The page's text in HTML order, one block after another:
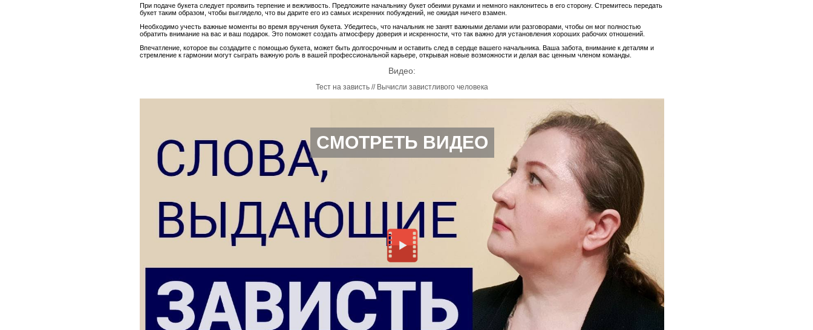
При подаче букета следует проявить терпение и вежливость. Предложите начальнику букет обеими руками и немного наклонитесь в его сторону. Стремитесь передать
букет таким образом, чтобы выглядело, что вы дарите его из самых искренних побуждений, не ожидая ничего взамен.
Необходимо учесть важные моменты во время вручения букета. Убедитесь, что начальник не занят важными делами или разговорами, чтобы он мог полностью
обратить внимание на вас и ваш подарок. Это поможет создать атмосферу доверия и искренности, что так важно для установления хороших рабочих отношений.
Впечатление, которое вы создадите с помощью букета, может быть долгосрочным и оставить след в сердце вашего начальника. Ваша забота, внимание к деталям и
стремление к гармонии могут сыграть важную роль в вашей профессиональной карьере, открывая новые возможности и делая вас ценным членом команды.
Видео:
Тест на зависть // Вычисли завистливого человека
СМОТРЕТЬ ВИДЕО